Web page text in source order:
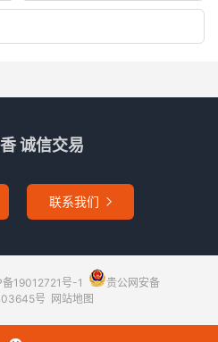
诚信交易
联系我们 
备19012721号-1
贵公网安备
号 网站地图